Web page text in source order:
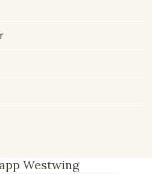
Westwing